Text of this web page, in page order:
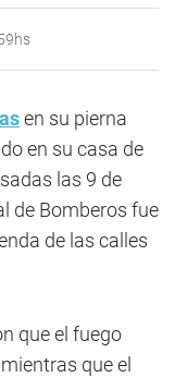
en su pierna
en su casa de
las 9 de
de Bomberos fue
de las calles
que el fuego
que el